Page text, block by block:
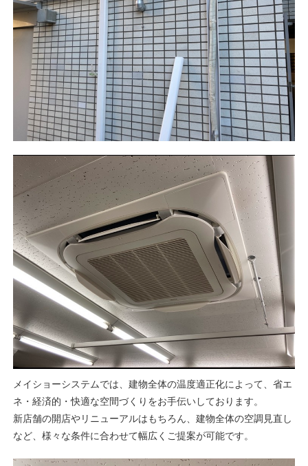
メイショーシステムでは、建物全体の温度適正化によって、省エ
ネ・経済的・快適な空間づくりをお手伝いしております。
新店舗の開店やリニューアルはもちろん、建物全体の空調見直し
など、様々な条件に合わせて幅広くご提案が可能です。